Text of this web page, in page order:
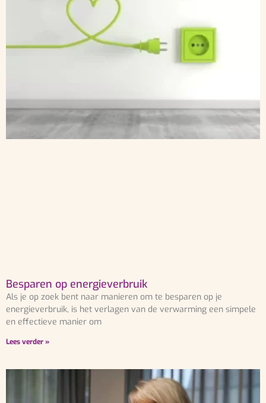
Besparen op energieverbruik
Als je op zoek bent naar manieren om te besparen op je
energieverbruik, is het verlagen van de verwarming een simpele
en effectieve manier om
Lees verder »